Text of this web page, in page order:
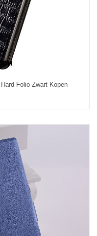
Folio Zwart Kopen